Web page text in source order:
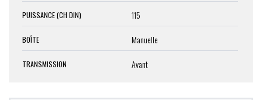
PUISSANCE (CH DIN) 115
BOÎTE Manuelle
TRANSMISSION Avant